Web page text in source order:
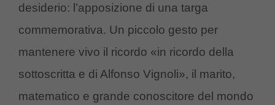
desiderio: l’apposizione di una targa
commemorativa. Un piccolo gesto per
mantenere vivo il ricordo «in ricordo della
sottoscritta e di Alfonso Vignoli», il marito,
matematico e grande conoscitore del mondo